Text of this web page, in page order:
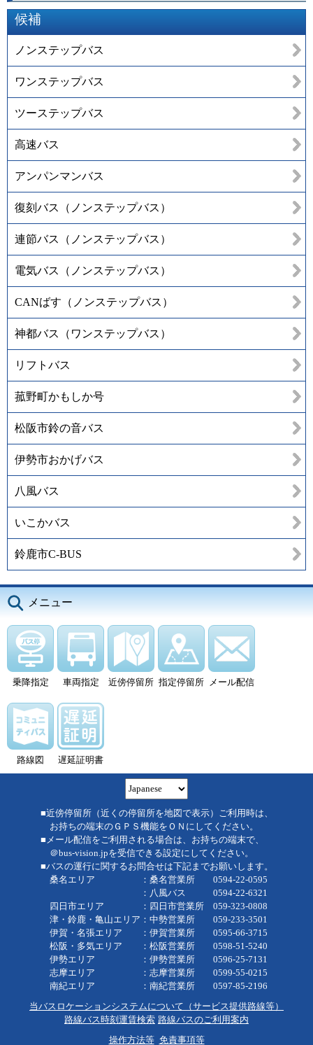
候補
ノンステップバス
ワンステップバス
ツーステップバス
高速バス
アンパンマンバス
復刻バス（ノンステップバス）
連節バス（ノンステップバス）
電気バス（ノンステップバス）
CANばす（ノンステップバス）
神都バス（ワンステップバス）
リフトバス
菰野町かもしか号
松阪市鈴の音バス
伊勢市おかげバス
八風バス
いこかバス
鈴鹿市C-BUS
メニュー
乗降指定 車両指定 近傍停留所 指定停留所 メール配信
路線図 遅延証明書
■近傍停留所（近くの停留所を地図で表示）ご利用時は、
お持ちの端末のＧＰＳ機能をＯＮにしてください。
■メール配信をご利用される場合は、お持ちの端末で、
＠bus-vision.jpを受信できる設定にしてください。
■バスの運行に関するお問合せは下記までお願いします。
桑名エリア ：桑名営業所 0594-22-0595
：八風バス 0594-22-6321
四日市エリア ：四日市営業所 059-323-0808
津・鈴鹿・亀山エリア：中勢営業所 059-233-3501
伊賀・名張エリア ：伊賀営業所 0595-66-3715
松阪・多気エリア ：松阪営業所 0598-51-5240
伊勢エリア ：伊勢営業所 0596-25-7131
志摩エリア ：志摩営業所 0599-55-0215
南紀エリア ：南紀営業所 0597-85-2196
当バスロケーションシステムについて（サービス提供路線等）
路線バス時刻運賃検索 路線バスのご利用案内
操作方法等 免責事項等